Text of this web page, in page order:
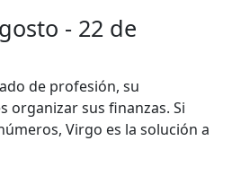
- 22 de
de profesión, su
organizar sus finanzas. Si
Virgo es la solución a